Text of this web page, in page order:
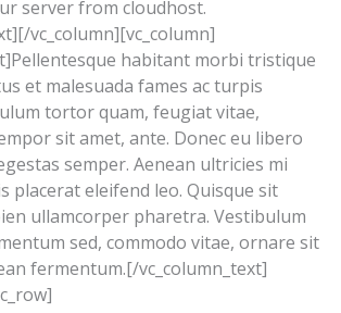
server from cloudhost.
vc_column][vc_column]
habitant morbi tristique
et malesuada fames ac turpis
tortor quam, feugiat vitae,
sit amet, ante. Donec eu libero
semper. Aenean ultricies mi
placerat eleifend leo. Quisque sit
ullamcorper pharetra. Vestibulum
sed, commodo vitae, ornare sit
fermentum.[/vc_column_text]